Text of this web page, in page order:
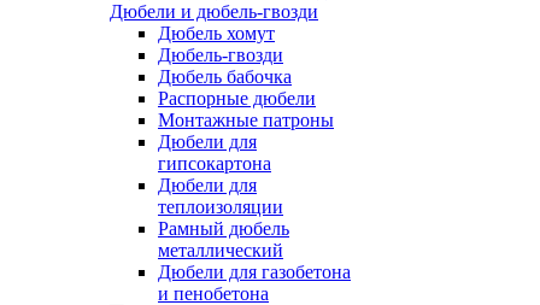
Дюбели и дюбель-гвозди
Дюбель хомут
Дюбель-гвозди
Дюбель бабочка
Распорные дюбели
Монтажные патроны
Дюбели для
гипсокартона
Дюбели для
теплоизоляции
Рамный дюбель
металлический
Дюбели для газобетона
и пенобетона